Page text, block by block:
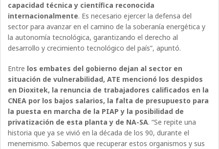
capacidad técnica y científica reconocida
internacionalmente. Es necesario ejercer la defensa del
sector para avanzar en el camino de la soberanía energética y
la autonomía tecnológica, garantizando el derecho al
desarrollo y crecimiento tecnológico del país”, apuntó.
Entre los embates del gobierno dejan al sector en
situación de vulnerabilidad, ATE mencionó los despidos
en Dioxitek, la renuncia de trabajadores calificados en la
CNEA por los bajos salarios, la falta de presupuesto para
la puesta en marcha de la PIAP y la posibilidad de
privatización de esta planta y de NA-SA. “Se repite una
historia que ya se vivió en la década de los 90, durante el
menemismo. Sabemos que recuperar estos organismos y sus